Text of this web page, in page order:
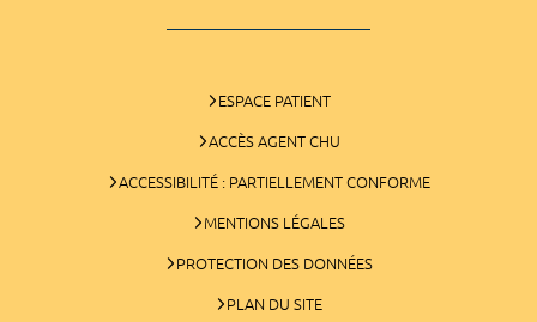
ESPACE PATIENT
ACCÈS AGENT CHU
ACCESSIBILITÉ : PARTIELLEMENT CONFORME
MENTIONS LÉGALES
PROTECTION DES DONNÉES
PLAN DU SITE